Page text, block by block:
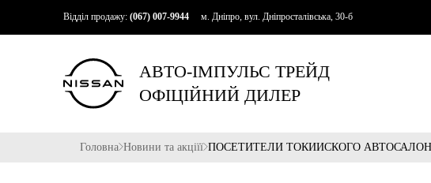
Відділ продажу: (067) 007-9944 м. Дніпро, вул. Дніпросталівська, 30-б
АВТО-ІМПУЛЬС ТРЕЙД
ОФІЦІЙНИЙ ДИЛЕР
Головна Новини та акціїї ПОСЕТИТЕЛИ ТОКИЙСКОГО